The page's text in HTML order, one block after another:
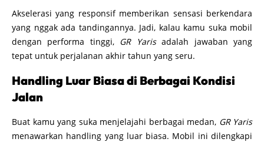
Akselerasi yang responsif memberikan sensasi berkendara
yang nggak ada tandingannya. Jadi, kalau kamu suka mobil
dengan performa tinggi, GR Yarisadalah jawaban yang
tepat untuk perjalanan akhir tahun yang seru.
Handling Luar Biasa di Berbagai Kondisi
Jalan
Buat kamu yang suka menjelajahi berbagai medan, GR Yaris
menawarkan handling yang luar biasa. Mobil ini dilengkapi